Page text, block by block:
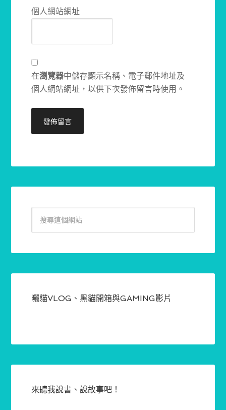
個人網站網址
在瀏覽器中儲存顯示名稱、電子郵件地址及
個人網站網址，以供下次發佈留言時使用。
曬貓VLOG、黑貓開箱與GAMING影片
來聽我說書、說故事吧！